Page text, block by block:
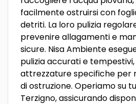
facilmente ostruirsi con
detriti. La loro pulizia
prevenire allagamenti e
sicure. Nisa Ambiente
pulizia accurati e
attrezzature specifiche per
di ostruzione. Operiamo su
Terzigno, assicurando